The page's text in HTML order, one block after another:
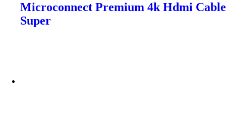
Microconnect Premium 4k Hdmi Cable
Super